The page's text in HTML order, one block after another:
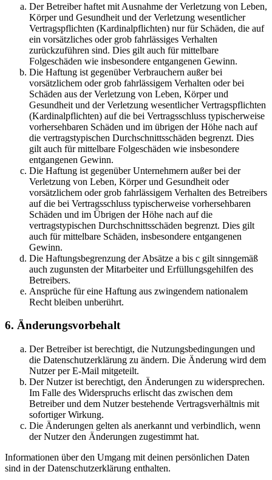
Der Betreiber haftet mit Ausnahme der Verletzung von Leben,
Körper und Gesundheit und der Verletzung wesentlicher
Vertragspflichten (Kardinalpflichten) nur für Schäden, die auf
ein vorsätzliches oder grob fahrlässiges Verhalten
zurückzuführen sind. Dies gilt auch für mittelbare
Folgeschäden wie insbesondere entgangenen Gewinn.
Die Haftung ist gegenüber Verbrauchern außer bei
vorsätzlichem oder grob fahrlässigem Verhalten oder bei
Schäden aus der Verletzung von Leben, Körper und
Gesundheit und der Verletzung wesentlicher Vertragspflichten
(Kardinalpflichten) auf die bei Vertragsschluss typischerweise
vorhersehbaren Schäden und im übrigen der Höhe nach auf
die vertragstypischen Durchschnittsschäden begrenzt. Dies
gilt auch für mittelbare Folgeschäden wie insbesondere
entgangenen Gewinn.
Die Haftung ist gegenüber Unternehmern außer bei der
Verletzung von Leben, Körper und Gesundheit oder
vorsätzlichem oder grob fahrlässigem Verhalten des Betreibers
auf die bei Vertragsschluss typischerweise vorhersehbaren
Schäden und im Übrigen der Höhe nach auf die
vertragstypischen Durchschnittsschäden begrenzt. Dies gilt
auch für mittelbare Schäden, insbesondere entgangenen
Gewinn.
Die Haftungsbegrenzung der Absätze a bis c gilt sinngemäß
auch zugunsten der Mitarbeiter und Erfüllungsgehilfen des
Betreibers.
Ansprüche für eine Haftung aus zwingendem nationalem
Recht bleiben unberührt.
6. Änderungsvorbehalt
Der Betreiber ist berechtigt, die Nutzungsbedingungen und
die Datenschutzerklärung zu ändern. Die Änderung wird dem
Nutzer per E-Mail mitgeteilt.
Der Nutzer ist berechtigt, den Änderungen zu widersprechen.
Im Falle des Widerspruchs erlischt das zwischen dem
Betreiber und dem Nutzer bestehende Vertragsverhältnis mit
sofortiger Wirkung.
Die Änderungen gelten als anerkannt und verbindlich, wenn
der Nutzer den Änderungen zugestimmt hat.
Informationen über den Umgang mit deinen persönlichen Daten
sind in der Datenschutzerklärung enthalten.